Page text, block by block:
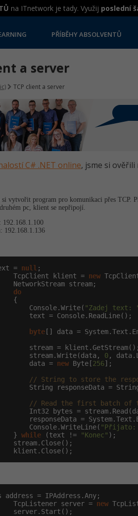
na ITnetwork je tady. Využij poslední
PŘÍBĚHY ABSOLVENTŮ
a server
TCP client a server
C# .NET online, jsme si
vytvořit program pro komunikaci přes TCP.
pc, klient se nepřipojí.
192.168.1.100
192.168.1.136
= null ;
TcpClient klient =
new
NetworkStream stream;
do
{
Console.Write(
"Zadej text:
text = Console.ReadLine();
byte [] data =
stream = klient.GetStream();
stream.Write(data,
0,
data =
new Byte[256];
// String to store the
String responseData =
// Read the first batch of
Int32 bytes =
responseData =
Console.WriteLine(
"Přijato:
}
while (text != "Konec" );
stream.Close();
klient.Close();
address = IPAddress.Any;
TcpListener server =
new
server.Start();